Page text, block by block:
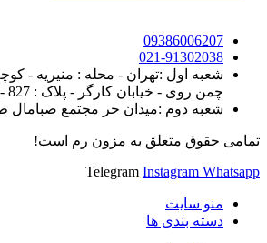
09386006207
021-91302038
شعبه اول :تهران - محله : منیریه -
چمن روی - خیابان کارگر - پلاک : 827 - طبقه : همکف
شعبه دوم :میدان حر مجتمع صبامال ط
تمامی حقوق متعلق به مزون رم است!
Telegram Instagram Whatsapp
منو سایت
دسته بندی ها